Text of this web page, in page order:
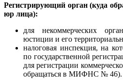
Регистрирующий орган (куда
юр лица):
для некоммерческих
юстиции и его
налоговая инспекция, на
по государственной
для регистрации
обращаться в МИФНС № 46).